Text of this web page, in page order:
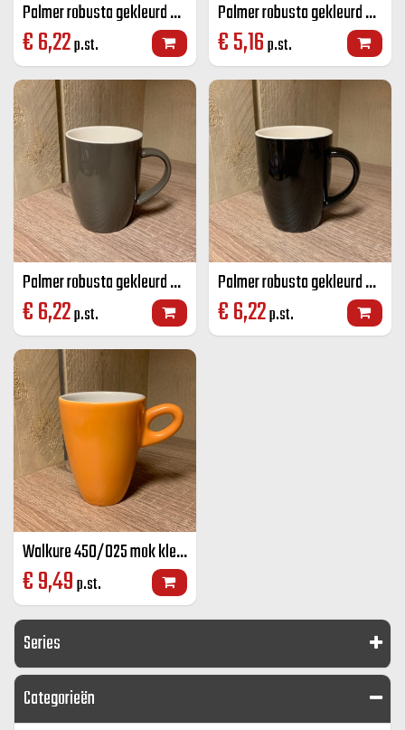
Series
Categorieën
Palmer robusta gekleurd senseo mok rood 18 CL
€6,22p.st.
Palmer robusta gekleurd senseo mok blauw 18 CL
€5,16p.st.
Palmer robusta gekleurd senseo mok grijs 18 CL
€6,22p.st.
Palmer robusta gekleurd senseo mok zwart 18 CL
€6,22p.st.
Walkure 450/025 mok kleur 25 cl
€9,49p.st.